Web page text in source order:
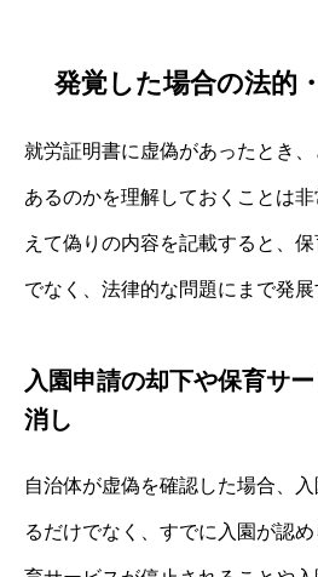
発覚した場合の法的
就労証明書に虚偽があったとき
あるのかを理解しておくことは
えて偽りの内容を記載すると、
でなく、法律的な問題にまで発展
入園申請の却下や保育サ
消し
自治体が虚偽を確認した場合、
るだけでなく、すでに入園が認